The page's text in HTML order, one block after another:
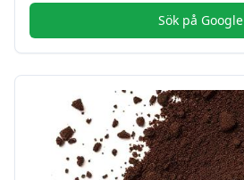
Sök på Google